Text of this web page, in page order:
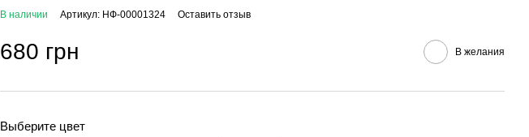
В наличии Артикул: НФ-00001324 Оставить отзыв
680 грн В желания
Выберите цвет